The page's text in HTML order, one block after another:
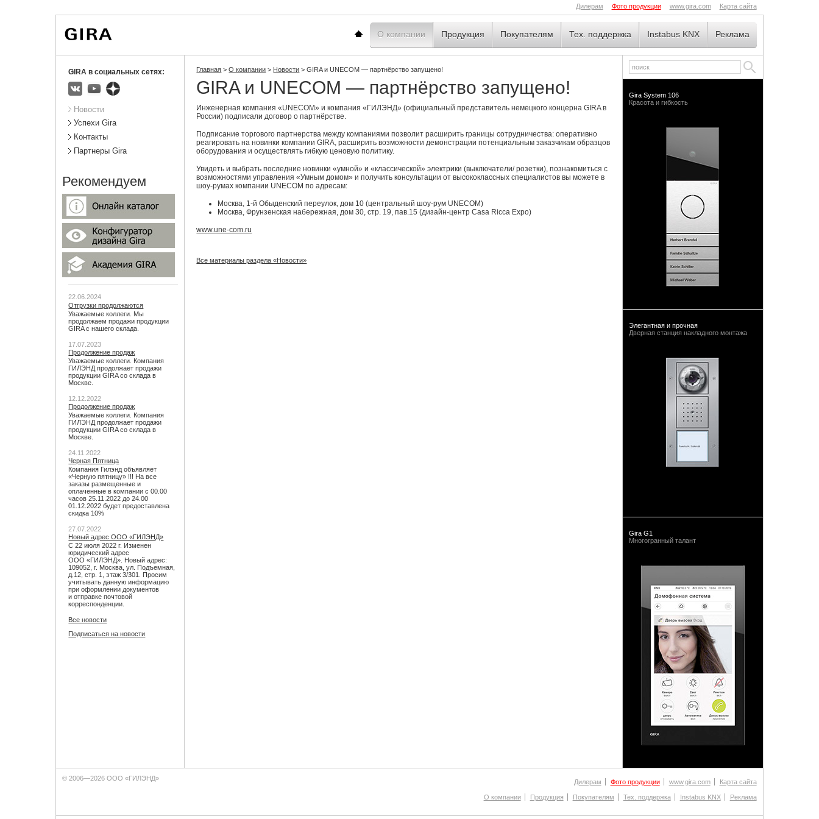
Главная
О компании Продукция Покупателям Тех. поддержка Instabus KNX Реклама
Главная > О компании > Новости > GIRA и UNECOM — партнёрство запущено!
GIRA и UNECOM — партнёрство запущено!
Инженерная компания «UNECOM» и компания «ГИЛЭНД» (официальный представитель немецкого концерна GIRA в
России) подписали договор о партнёрстве.
Подписание торгового партнерства между компаниями позволит расширить границы сотрудничества: оперативно
реагировать на новинки компании GIRA, расширить возможности демонстрации потенциальным заказчикам образцов
оборудования и осуществлять гибкую ценовую политику.
Увидеть и выбрать последние новинки «умной» и «классической» электрики (выключатели/ розетки), познакомиться с
возможностями управления «Умным домом» и получить консультации от высококлассных специалистов вы можете в
шоу-румах компании UNECOM по адресам:
Москва, 1-й Обыденский переулок, дом 10 (центральный шоу-рум UNECOM)
Москва, Фрунзенская набережная, дом 30, стр. 19, пав.15 (дизайн-центр Casa Ricca Expo)
www.une-com.ru
Все материалы раздела «Новости»
GIRA в социальных сетях:
Подразделы
Новости
Успехи Gira
Контакты
Партнеры Gira
Рекомендуем
22.06.2024
Отгрузки продолжаются
Уважаемые коллеги. Мы
продолжаем продажи продукции
GIRA с нашего склада.
17.07.2023
Продолжение продаж
Уважаемые коллеги. Компания
ГИЛЭНД продолжает продажи
продукции GIRA со склада в
Москве.
12.12.2022
Продолжение продаж
Уважаемые коллеги. Компания
ГИЛЭНД продолжает продажи
продукции GIRA со склада в
Москве.
24.11.2022
Черная Пятница
Компания Гилэнд объявляет
«Черную пятницу» !!! На все
заказы размещенные и
оплаченные в компании с 00.00
часов 25.11.2022 до 24.00
01.12.2022 будет предоставлена
скидка 10%
27.07.2022
Новый адрес ООО «ГИЛЭНД»
С 22 июля 2022 г. Изменен
юридический адрес
ООО «ГИЛЭНД». Новый адрес:
109052, г. Москва, ул. Подъемная,
д.12, стр. 1, этаж 3/301. Просим
учитывать данную информацию
при оформлении документов
и отправке почтовой
корреспонденции.
Все новости
Подписаться на новости
Gira System 106
Красота и гибкость
Элегантная и прочная
Дверная станция накладного монтажа
Gira G1
Многогранный талант
Дилерам Фото продукции www.gira.com Карта сайта
Дилерам Фото продукции www.gira.com Карта сайта
О компании Продукция Покупателям Тех. поддержка Instabus KNX Реклама
© 2006—2026 ООО «ГИЛЭНД»